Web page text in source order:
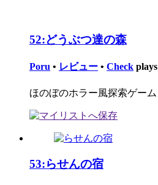
52:どうぶつ達の森
Poru • レビュー • Check plays
ほのぼのホラー風探索ゲーム
53:らせんの宿